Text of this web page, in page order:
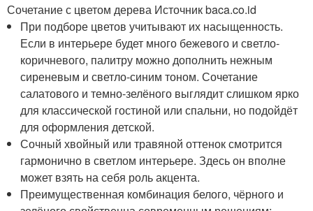
Сочетание с цветом дерева Источник baca.co.id
При подборе цветов учитывают их насыщенность.
Если в интерьере будет много бежевого и светло-
коричневого, палитру можно дополнить нежным
сиреневым и светло-синим тоном. Сочетание
салатового и темно-зелёного выглядит слишком ярко
для классической гостиной или спальни, но подойдёт
для оформления детской.
Сочный хвойный или травяной оттенок смотрится
гармонично в светлом интерьере. Здесь он вполне
может взять на себя роль акцента.
Преимущественная комбинация белого, чёрного и